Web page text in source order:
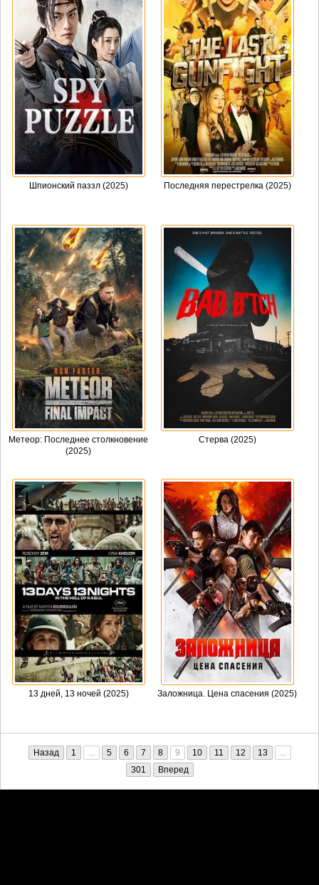
Шпионский паззл (2025) Последняя перестрелка (2025)
Метеор: Последнее столкновение
(2025)
Стерва (2025)
13 дней, 13 ночей (2025) Заложница. Цена спасения (2025)
Назад 1 ... 5 6 7 8 9 10 11 12 13
...
301
Вперед